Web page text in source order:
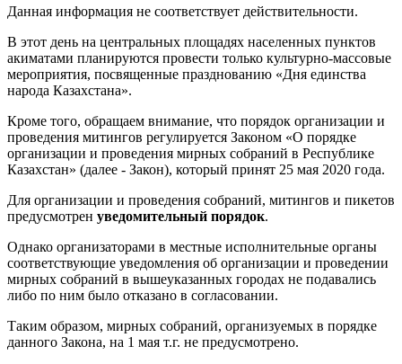
Данная информация не соответствует действительности.
В этот день на центральных площадях населенных пунктов
акиматами планируются провести только культурно-массовые
мероприятия, посвященные празднованию «Дня единства
народа Казахстана».
Кроме того, обращаем внимание, что порядок организации и
проведения митингов регулируется Законом «О порядке
организации и проведения мирных собраний в Республике
Казахстан» (далее - Закон), который принят 25 мая 2020 года.
Для организации и проведения собраний, митингов и пикетов
предусмотрен уведомительный порядок.
Однако организаторами в местные исполнительные органы
соответствующие уведомления об организации и проведении
мирных собраний в вышеуказанных городах не подавались
либо по ним было отказано в согласовании.
Таким образом, мирных собраний, организуемых в порядке
данного Закона, на 1 мая т.г. не предусмотрено.